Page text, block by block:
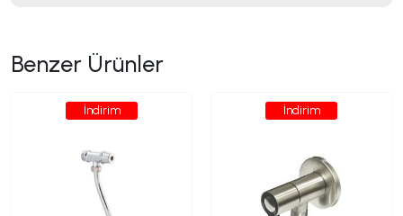
Benzer Ürünler
İndirim İndirim